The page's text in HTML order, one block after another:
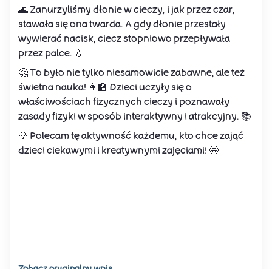
🌊 Zanurzyliśmy dłonie w cieczy, i jak przez czar,
stawała się ona twarda. A gdy dłonie przestały
wywierać nacisk, ciecz stopniowo przepływała
przez palce. 💧
🤗 To było nie tylko niesamowicie zabawne, ale też
świetna nauka! 👩‍🏫 Dzieci uczyły się o
właściwościach fizycznych cieczy i poznawały
zasady fizyki w sposób interaktywny i atrakcyjny. 📚
💡 Polecam tę aktywność każdemu, kto chce zająć
dzieci ciekawymi i kreatywnymi zajęciami! 🤩